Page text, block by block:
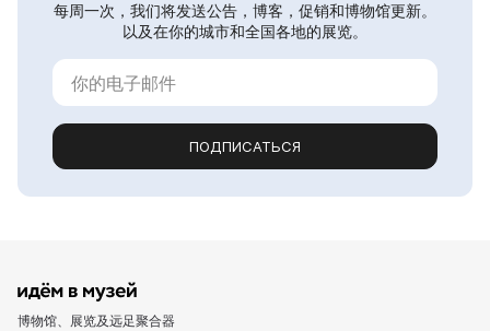
每周一次，我们将发送公告，博客，促销和博物馆更新。
以及在你的城市和全国各地的展览。
ПОДПИСАТЬСЯ
博物馆、展览及远足聚合器